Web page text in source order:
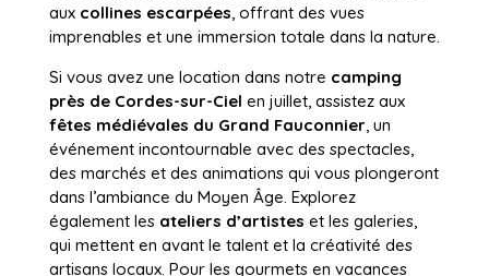
aux collines escarpées , offrant des vues
imprenables et une immersion totale dans la nature.
Si vous avez une location dans notre camping
près de Cordes-sur-Ciel en juillet, assistez aux
fêtes médiévales du Grand Fauconnier, un
événement incontournable avec des spectacles,
des marchés et des animations qui vous plongeront
dans l’ambiance du Moyen Âge. Explorez
également les ateliers d’artistes et les galeries,
qui mettent en avant le talent et la créativité des
artisans locaux. Pour les gourmets en vacances